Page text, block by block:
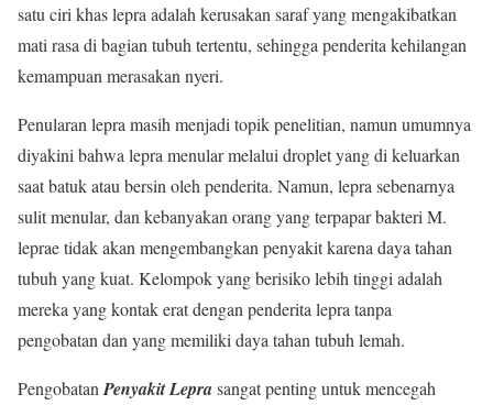
satu ciri khas lepra adalah kerusakan saraf yang mengakibatkan
mati rasa di bagian tubuh tertentu, sehingga penderita kehilangan
kemampuan merasakan nyeri.
Penularan lepra masih menjadi topik penelitian, namun umumnya
diyakini bahwa lepra menular melalui droplet yang di keluarkan
saat batuk atau bersin oleh penderita. Namun, lepra sebenarnya
sulit menular, dan kebanyakan orang yang terpapar bakteri M.
leprae tidak akan mengembangkan penyakit karena daya tahan
tubuh yang kuat. Kelompok yang berisiko lebih tinggi adalah
mereka yang kontak erat dengan penderita lepra tanpa
pengobatan dan yang memiliki daya tahan tubuh lemah.
Pengobatan Penyakit Leprasangat penting untuk mencegah